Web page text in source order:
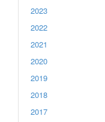
2023
2022
2021
2020
2019
2018
2017